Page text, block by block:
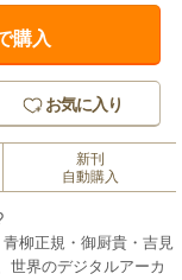
購入
お気に入り
新刊
自動購入
柳正規・御厨貴・吉見
世界のデジタルアーカ